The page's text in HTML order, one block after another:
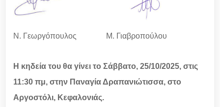
Ν. Γεωργόπουλος Μ. Γιαβροπούλου
Η κηδεία του θα γίνει το Σάββατο, 25/10/2025, στις
11:30 πμ, στην Παναγία Δραπανιώτισσα, στο
Αργοστόλι, Κεφαλονιάς.